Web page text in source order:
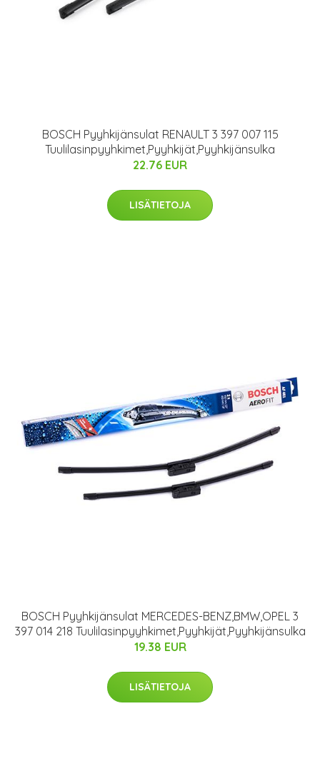
BOSCH Pyyhkijänsulat RENAULT 3 397 007 115
Tuulilasinpyyhkimet,Pyyhkijät,Pyyhkijänsulka
22.76 EUR
LISÄTIETOJA
BOSCH Pyyhkijänsulat MERCEDES-BENZ,BMW,OPEL 3
397 014 218 Tuulilasinpyyhkimet,Pyyhkijät,Pyyhkijänsulka
19.38 EUR
LISÄTIETOJA